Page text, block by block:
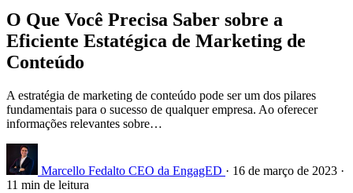
O Que Você Precisa Saber sobre a
Eficiente Estatégica de Marketing de
Conteúdo
A estratégia de marketing de conteúdo pode ser um dos pilares
fundamentais para o sucesso de qualquer empresa. Ao oferecer
informações relevantes sobre…
Marcello Fedalto CEO da EngagED · 16 de março de 2023 ·
11 min de leitura